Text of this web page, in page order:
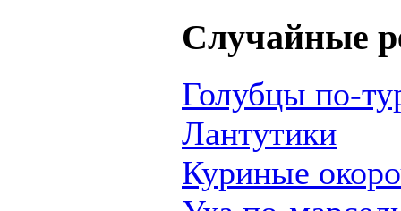
Случайные
Голубцы по-
Лантутики
Куриные